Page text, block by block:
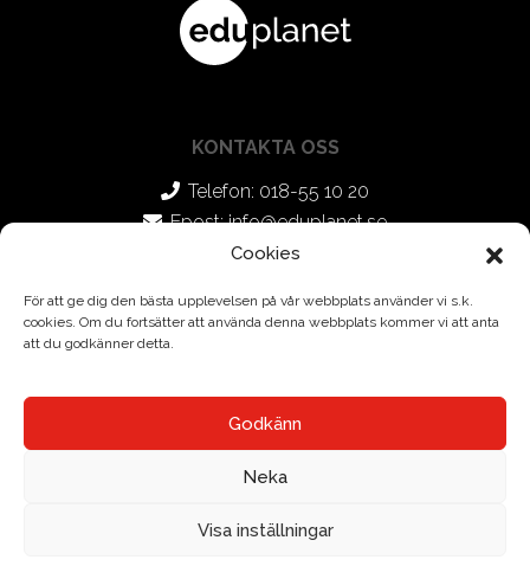
Cookies
För att ge dig den bästa upplevelsen på vår webbplats använder vi s.k.
cookies. Om du fortsätter att använda denna webbplats kommer vi att anta
att du godkänner detta.
Godkänn
Neka
Visa inställningar
KONTAKTA OSS
Telefon: 018-55 10 20
Epost:info@eduplanet.se
Facebook